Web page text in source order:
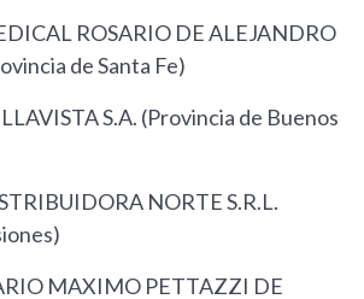
ROSARIO DE ALEJANDRO
de Santa Fe)
S.A. (Provincia de Buenos
NORTE S.R.L.
MAXIMO PETTAZZI DE